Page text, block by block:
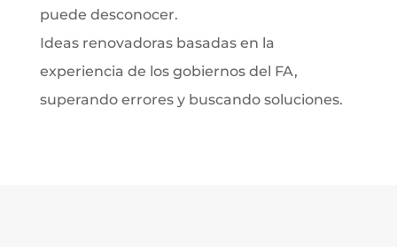
puede desconocer.
Ideas renovadoras basadas en la
experiencia de los gobiernos del FA,
superando errores y buscando soluciones.